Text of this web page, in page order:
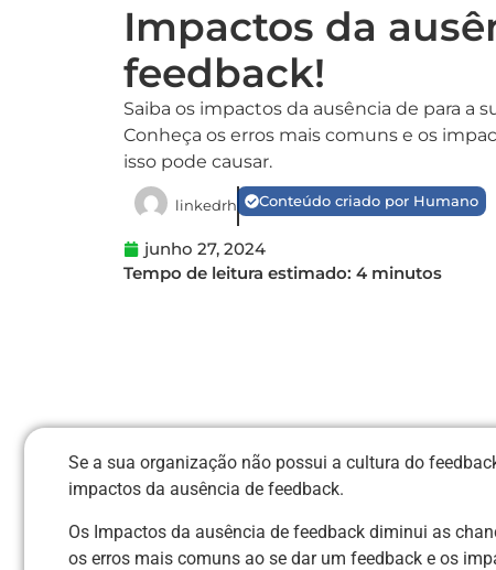
Impactos da
feedback!
Saiba os impactos da ausência de para a
Conheça os erros mais comuns e os
isso pode causar.
linkedrh Conteúdo criado por Humano
junho 27, 2024
Se a sua organização não possui a cultura do
impactos da ausência de feedback.
Os Impactos da ausência de feedback diminui as
os erros mais comuns ao se dar um feedback e os